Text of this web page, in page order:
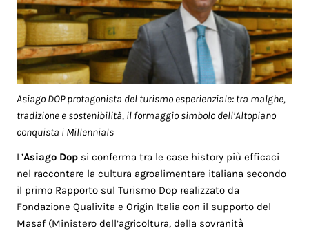
Asiago DOP protagonista del turismo esperienziale: tra malghe,
tradizione e sostenibilità, il formaggio simbolo dell’Altopiano
conquista i Millennials
L’Asiago Dop si conferma tra le case history più efficaci
nel raccontare la cultura agroalimentare italiana secondo
il primo Rapporto sul Turismo Dop realizzato da
Fondazione Qualivita e Origin Italia con il supporto del
Masaf (Ministero dell’agricoltura, della sovranità